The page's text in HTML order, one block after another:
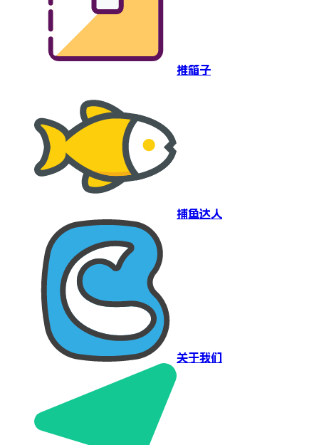
推箱子
捕鱼达人
关于我们